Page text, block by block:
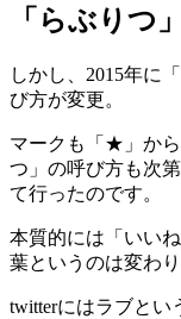
「らぶりつ
しかし、2015年に
び方が変更。
マークも「★」か
つ」の呼び方も次
て行ったのです。
本質的には「いい
葉というのは変わり
twitterにはラブとい